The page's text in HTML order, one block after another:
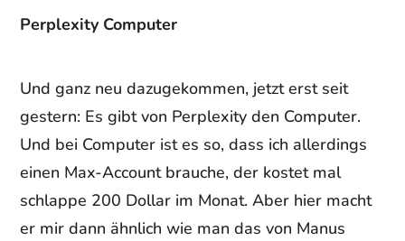
Perplexity Computer
Und ganz neu dazugekommen, jetzt erst seit
gestern: Es gibt von Perplexity den Computer.
Und bei Computer ist es so, dass ich allerdings
einen Max-Account brauche, der kostet mal
schlappe 200 Dollar im Monat. Aber hier macht
er mir dann ähnlich wie man das von Manus